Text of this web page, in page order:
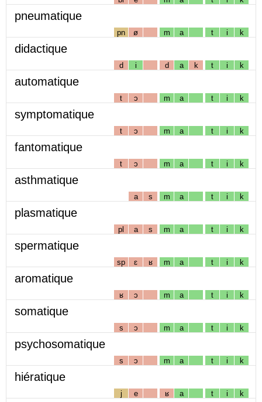
pneumatique
pn ø m a t i k
didactique
d i d a k t i k
automatique
t ɔ m a t i k
symptomatique
t ɔ m a t i k
fantomatique
t ɔ m a t i k
asthmatique
a s m a t i k
plasmatique
pl a s m a t i k
spermatique
sp ɛ ʁ m a t i k
aromatique
ʁ ɔ m a t i k
somatique
s ɔ m a t i k
psychosomatique
s ɔ m a t i k
hiératique
j e ʁ a t i k